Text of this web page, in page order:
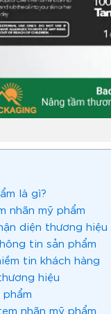
là gì?
nhãn mỹ phẩm
diện thương hiệu
tin sản phẩm
tin khách hàng
hiệu
nhãn mỹ phẩm